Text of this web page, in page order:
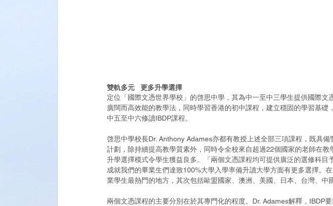
雙軌多元   更多升學選擇
定位「國際文憑世界學校」的啓思中學，其為中一至中三學生提供國際
廣闊而高效能的教學法，同時學習香港的初中課程，建立穩固的學習基
中五至中六修讀IBDP課程。
啓思中學校長Dr. Anthony Adames亦都有教授上述全部三項課程，既具
計劃，除持續提高教學質素外，同時令全校來自超過22個國家的老師在
升學選擇模式令學生獲益良多。「兩個文憑課程均可提供廣泛的選修科
成就我們的畢業生們達致100%大學入學率備升讀大學方面有更多選擇。
業學生最熱門的地方，其次包括歐盟國家、澳洲、美國、日本、台灣、中
兩個文憑課程的主要分別在於其專門化的程度。Dr. Adames解釋，IBDP